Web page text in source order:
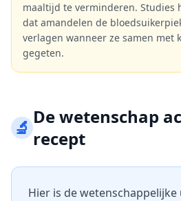
maaltijd te verminderen. Studies
dat amandelen de
verlagen wanneer ze samen met
gegeten.
🔬De wetenschap
recept
Hier is de wetenschappelijke